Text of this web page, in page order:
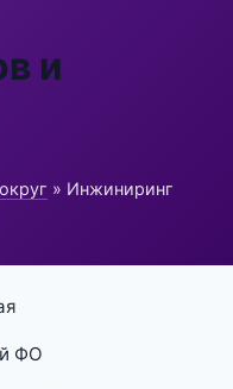
и
» Инжиниринг
ФО